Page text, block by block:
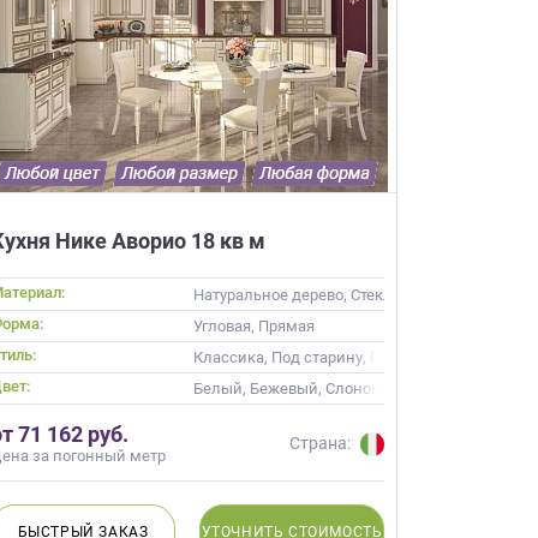
Современные
Нике Аворио 18 кв м
Натуральное дерево, Стекло, Массив, С
Угловая, Прямая
Классика, Под старину, Прованс
Белый, Бежевый, Слоновая кость, Кремовый
71 162 руб.
за погонный метр
Страна:
БЫСТРЫЙЗАКАЗ УТОЧНИТЬ СТОИМОСТЬ
от
подготовит
строителей
000 т.р.
×